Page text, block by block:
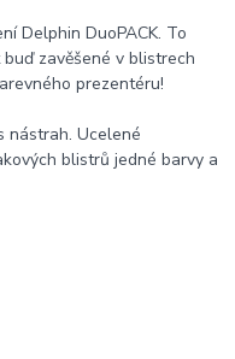
Delphin DuoPACK. To
zavěšené v blistrech
prezentéru!
nástrah. Ucelené
blistrů jedné barvy a